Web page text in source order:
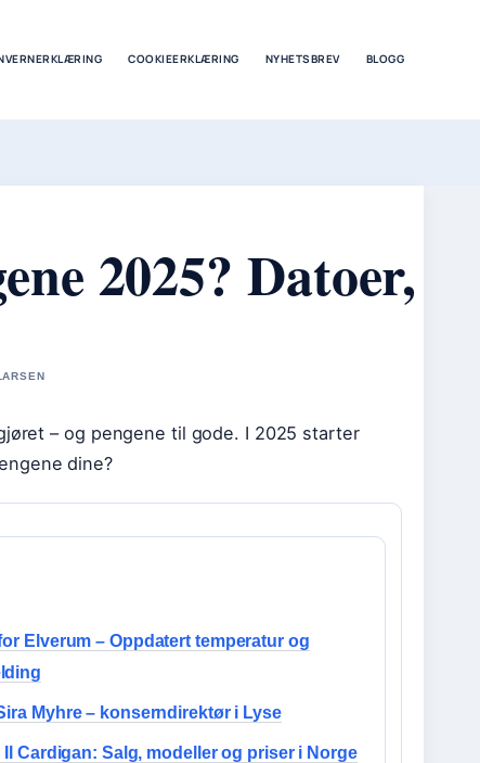
COOKIEERKLÆRING NYHETSBREV BLOGG
2025? Datoer,
– og pengene til gode. I 2025 starter
dine?
Elverum – Oppdatert temperatur og
Myhre – konserndirektør i Lyse
Il Cardigan: Salg, modeller og priser i Norge